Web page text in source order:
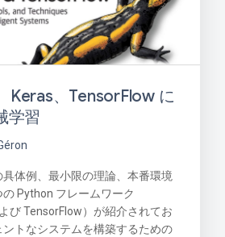
Keras、TensorFlow に
学習
具体例、最小限の理論、本番環境
Python フレームワーク
び TensorFlow）が紹介されてお
ントなシステムを構築するための